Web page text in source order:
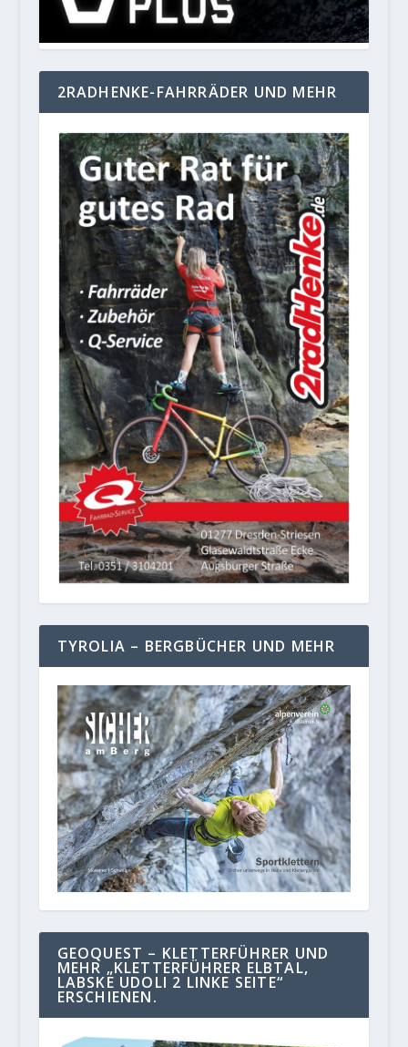
2RADHENKE-FAHRRÄDER UND MEHR
TYROLIA – BERGBÜCHER UND MEHR
GEOQUEST – KLETTERFÜHRER UND
MEHR „KLETTERFÜHRER ELBTAL,
LABSKE UDOLI 2 LINKE SEITE“
ERSCHIENEN.